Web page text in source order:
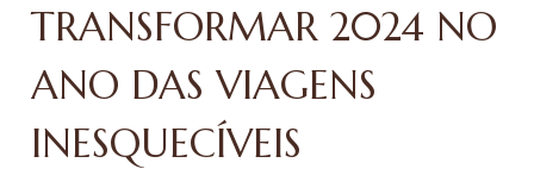
TRANSFORMAR 2024 NO
ANO DAS VIAGENS
INESQUECÍVEIS